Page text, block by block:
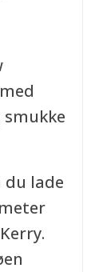
smukke
du lade